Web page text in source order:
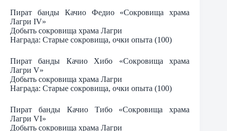
Пират банды Качио Федио «Сокровища храма
Лагри IV»
Добыть сокровища храма Лагри
Награда: Старые сокровища, очки опыта (100)
Пират банды Качио Хибо «Сокровища храма
Лагри V»
Добыть сокровища храма Лагри
Награда: Старые сокровища, очки опыта (100)
Пират банды Качио Тибо «Сокровища храма
Лагри VI»
Добыть сокровища храма Лагри